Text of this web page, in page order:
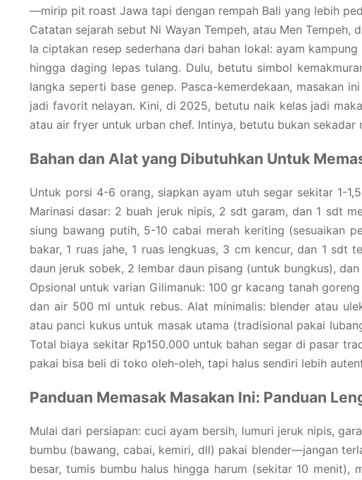
—mirip pit roast Jawa tapi dengan rempah Bali yang lebih
Catatan sejarah sebut Ni Wayan Tempeh, atau Men
Ia ciptakan resep sederhana dari bahan lokal: ayam
hingga daging lepas tulang. Dulu, betutu simbol
langka seperti base genep. Pasca-kemerdekaan, masakan
jadi favorit nelayan. Kini, di 2025, betutu naik kelas jadi
atau air fryer untuk urban chef. Intinya, betutu bukan
Bahan dan Alat yang Dibutuhkan Untuk
Untuk porsi 4-6 orang, siapkan ayam utuh segar sekitar 1-
Marinasi dasar: 2 buah jeruk nipis, 2 sdt garam, dan 1 sdt
siung bawang putih, 5-10 cabai merah keriting (sesuaikan
bakar, 1 ruas jahe, 1 ruas lengkuas, 3 cm kencur, dan 1 sdt
daun jeruk sobek, 2 lembar daun pisang (untuk bungkus),
Opsional untuk varian Gilimanuk: 100 gr kacang tanah
dan air 500 ml untuk rebus. Alat minimalis: blender atau
atau panci kukus untuk masak utama (tradisional pakai
Total biaya sekitar Rp150.000 untuk bahan segar di pasar
pakai bisa beli di toko oleh-oleh, tapi halus sendiri lebih
Panduan Memasak Masakan Ini: Panduan
Mulai dari persiapan: cuci ayam bersih, lumuri jeruk nipis,
bumbu (bawang, cabai, kemiri, dll) pakai blender—jangan
besar, tumis bumbu halus hingga harum (sekitar 10